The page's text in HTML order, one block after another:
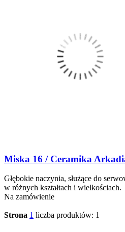
Miska 16 / Ceramika
Głębokie naczynia, służące do
w różnych kształtach i wielkościach.
Na zamówienie
Strona 1 liczba produktów: 1